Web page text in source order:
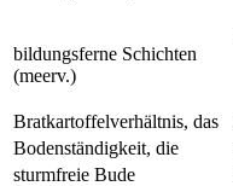
bildungsferne Schichten
(meerv.)
Bratkartoffelverhältnis, das
Bodenständigkeit, die
sturmfreie Bude